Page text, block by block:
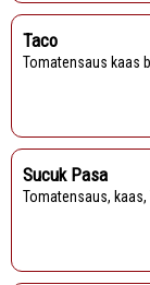
Taco
Tomatensaus kaas
Sucuk Pasa
Tomatensaus,